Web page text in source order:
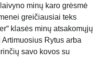
minų karo grėsmė
greičiausiai teks
klasės minų atsakomųjų
Rytus arba
savo kovos su